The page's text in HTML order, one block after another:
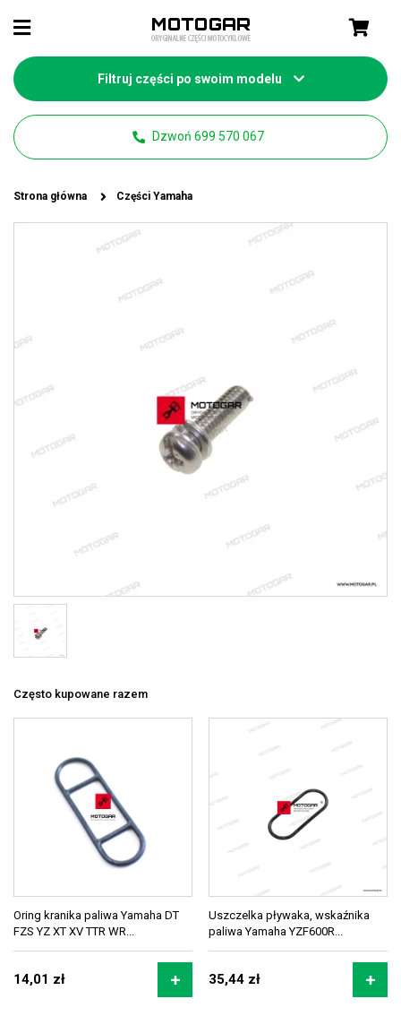
Filtruj części po swoim modelu
Dzwoń 699 570 067
Strona główna Części Yamaha
Często kupowane razem
Oring kranika paliwa Yamaha DT
FZS YZ XT XV TTR WR...
14,01 zł
Uszczelka pływaka, wskaźnika
paliwa Yamaha YZF600R...
35,44 zł